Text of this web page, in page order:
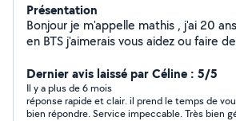
Présentation
Bonjour je m'appelle mathis , j'ai 20
en BTS j'aimerais vous aidez ou faire
vous promet de faire tout mon
satisfaire
Dernier avis laissé par Céline : 5/5
Il y a plus de 6 mois
réponse rapide et clair. il prend le temps de
bien répondre. Service impeccable. Très bien